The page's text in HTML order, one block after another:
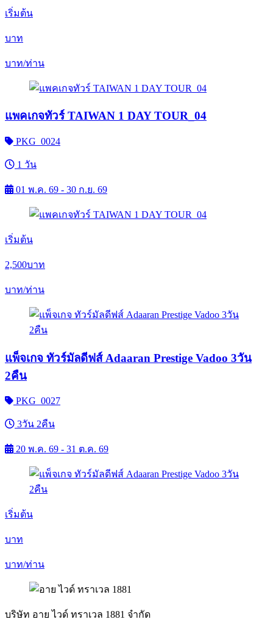
เริ่มต้น
บาท
บาท/ท่าน
แพคเกจทัวร์ TAIWAN 1 DAY TOUR_04
PKG_0024
1 วัน
01 พ.ค. 69 - 30 ก.ย. 69
เริ่มต้น
2,500บาท
บาท/ท่าน
แพ็จเกจ ทัวร์มัลดีฟส์ Adaaran Prestige Vadoo 3วัน
2คืน
PKG_0027
3วัน 2คืน
20 พ.ค. 69 - 31 ต.ค. 69
เริ่มต้น
บาท
บาท/ท่าน
บริษัท อาย ไวด์ ทราเวล 1881 จำกัด